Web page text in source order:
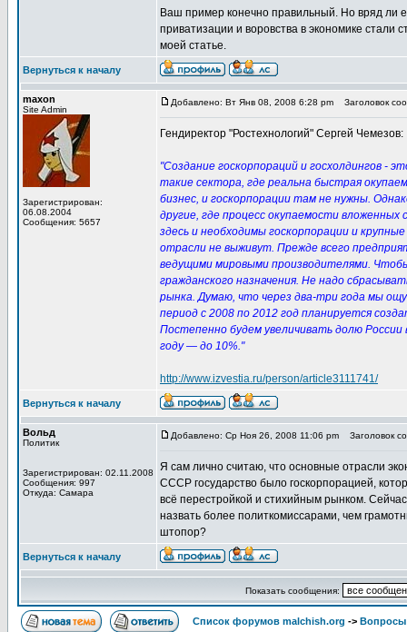
Ваш пример конечно правильный. Но вряд ли
приватизации и воровства в экономике
моей статье.
Вернуться к началу
maxon
Site Admin
Зарегистрирован:
06.08.2004
Сообщения: 5657
Добавлено: Вт Янв 08, 2008 6:28 pm Заголовок
Гендиректор "Ростехнологий" Сергей Чемезов:
"Создание госкорпораций и госхолдингов -
такие сектора, где реальна быстрая
бизнес, и госкорпорации там не нужны.
другие, где процесс окупаемости
здесь и необходимы госкорпорации и
отрасли не выживут. Прежде всего
ведущими мировыми производителями.
гражданского назначения. Не надо
рынка. Думаю, что через два-три года мы
период с 2008 по 2012 год планируется
Постепенно будем увеличивать долю России
году — до 10%."
http://www.izvestia.ru/person/article3111741/
Вернуться к началу
Вольд
Политик
Зарегистрирован: 02.11.2008
Сообщения: 997
Откуда: Самара
Добавлено: Ср Ноя 26, 2008 11:06 pm Заголовок
Я сам лично считаю, что основные отрасли
СССР государство было госкорпорацией,
всё перестройкой и стихийным рынком.
назвать более политкомиссарами, чем
штопор?
Вернуться к началу
Показать сообщения:
Список форумов malchish.org -> Вопросы